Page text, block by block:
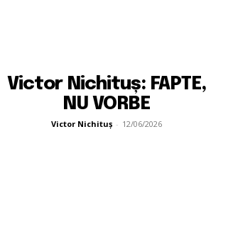
Victor Nichituș: FAPTE,
NU VORBE
Victor Nichituș - 12/06/2026